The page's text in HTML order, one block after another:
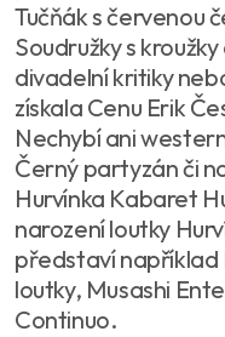
Tučňák s červenou
Soudružky s
divadelní kritiky
získala Cenu Erik
Nechybí ani
Černý partyzán či
Hurvínka Kabaret
narození loutky
představí například
loutky, Musashi
Continuo.